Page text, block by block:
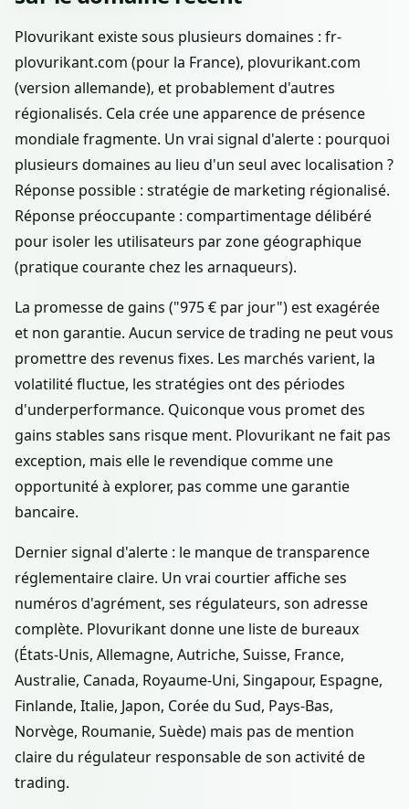
Plovurikant existe sous plusieurs domaines : fr-
plovurikant.com (pour la France), plovurikant.com
(version allemande), et probablement d'autres
régionalisés. Cela crée une apparence de présence
mondiale fragmente. Un vrai signal d'alerte : pourquoi
plusieurs domaines au lieu d'un seul avec localisation ?
Réponse possible : stratégie de marketing régionalisé.
Réponse préoccupante : compartimentage délibéré
pour isoler les utilisateurs par zone géographique
(pratique courante chez les arnaqueurs).
La promesse de gains ("975 € par jour") est exagérée
et non garantie. Aucun service de trading ne peut vous
promettre des revenus fixes. Les marchés varient, la
volatilité fluctue, les stratégies ont des périodes
d'underperformance. Quiconque vous promet des
gains stables sans risque ment. Plovurikant ne fait pas
exception, mais elle le revendique comme une
opportunité à explorer, pas comme une garantie
bancaire.
Dernier signal d'alerte : le manque de transparence
réglementaire claire. Un vrai courtier affiche ses
numéros d'agrément, ses régulateurs, son adresse
complète. Plovurikant donne une liste de bureaux
(États-Unis, Allemagne, Autriche, Suisse, France,
Australie, Canada, Royaume-Uni, Singapour, Espagne,
Finlande, Italie, Japon, Corée du Sud, Pays-Bas,
Norvège, Roumanie, Suède) mais pas de mention
claire du régulateur responsable de son activité de
trading.